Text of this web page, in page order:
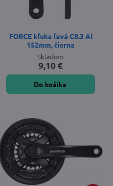
FORCE kľuka ľavá C8.3 Al
152mm, čierna
Skladom
9,10 €
Do košíka